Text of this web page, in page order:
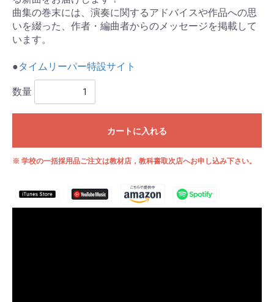
曲集の巻末には、演奏に関するアドバイスや作品への思
いを綴った、作者・編曲者からのメッセージを掲載して
います。
●タイムリーパー特設サイト
数量
カートに入れる
※ 学校の一括採用品ご注文は教材店，教科書取次店へお申し込み下さい。